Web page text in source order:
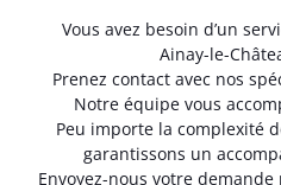
Vous avez besoin d’un
Ainay-le-
Prenez contact avec nos
Notre équipe vous
Peu importe la complexité
garantissons un
Envoyez-nous votre